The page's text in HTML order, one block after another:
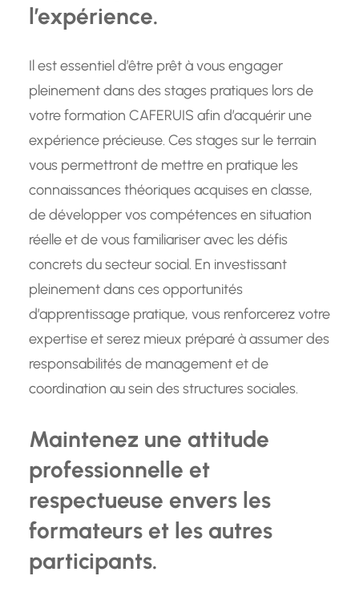
l’expérience.
Il est essentiel d’être prêt à vous engager
pleinement dans des stages pratiques lors de
votre formation CAFERUIS afin d’acquérir une
expérience précieuse. Ces stages sur le terrain
vous permettront de mettre en pratique les
connaissances théoriques acquises en classe,
de développer vos compétences en situation
réelle et de vous familiariser avec les défis
concrets du secteur social. En investissant
pleinement dans ces opportunités
d’apprentissage pratique, vous renforcerez votre
expertise et serez mieux préparé à assumer des
responsabilités de management et de
coordination au sein des structures sociales.
Maintenez une attitude
professionnelle et
respectueuse envers les
formateurs et les autres
participants.